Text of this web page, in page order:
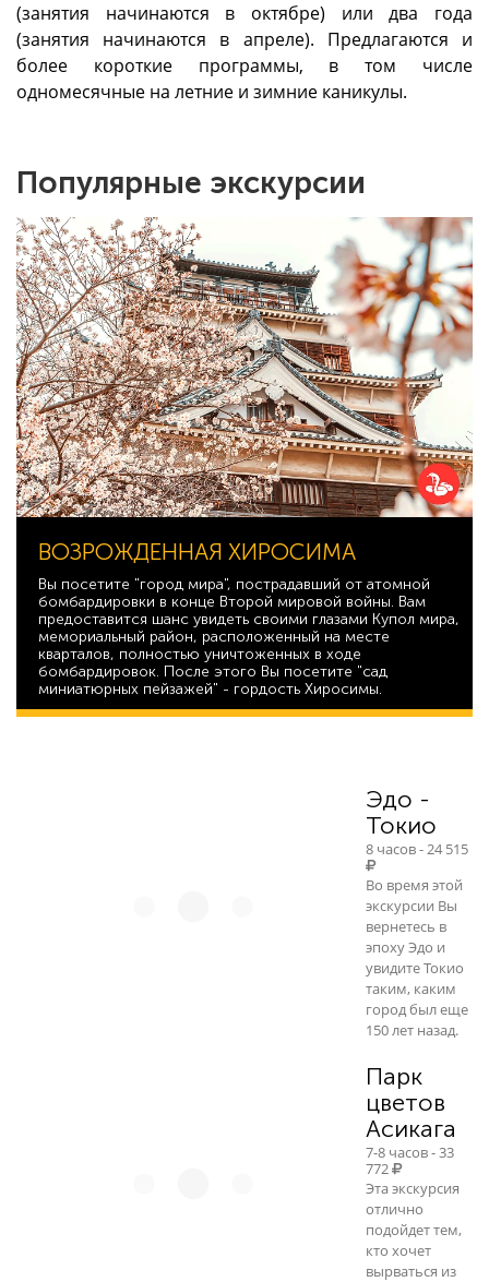
(занятия начинаются в октябре) или два года
(занятия начинаются в апреле). Предлагаются и
более короткие программы, в том числе
одномесячные на летние и зимние каникулы.
Популярные экскурсии
ВОЗРОЖДЕННАЯ ХИРОСИМА
Вы посетите "город мира", пострадавший от атомной
бомбардировки в конце Второй мировой войны. Вам
предоставится шанс увидеть своими глазами Купол мира,
мемориальный район, расположенный на месте
кварталов, полностью уничтоженных в ходе
бомбардировок. После этого Вы посетите "сад
миниатюрных пейзажей" - гордость Хиросимы.
Эдо -
Токио
8 часов - 24 515
Во время этой
экскурсии Вы
вернетесь в
эпоху Эдо и
увидите Токио
таким, каким
город был еще
150 лет назад.
Парк
цветов
Асикага
7-8 часов - 33
772
Эта экскурсия
отлично
подойдет тем,
кто хочет
вырваться из